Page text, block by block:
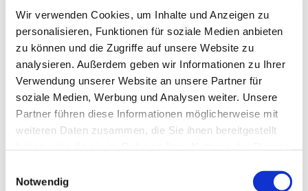
Wir verwenden Cookies, um Inhalte und Anzeigen zu
personalisieren, Funktionen für soziale Medien anbieten
zu können und die Zugriffe auf unsere Website zu
analysieren. Außerdem geben wir Informationen zu Ihrer
Verwendung unserer Website an unsere Partner für
soziale Medien, Werbung und Analysen weiter. Unsere
Partner führen diese Informationen möglicherweise mit
weiteren Daten zusammen, die Sie ihnen bereitgestellt
Notwendig